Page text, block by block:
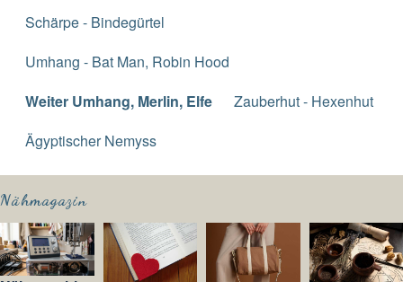
Schärpe - Bindegürtel
Umhang - Bat Man, Robin Hood
Weiter Umhang, Merlin, Elfe
Zauberhut - Hexenhut
Ägyptischer Nemyss
Nähmagazin